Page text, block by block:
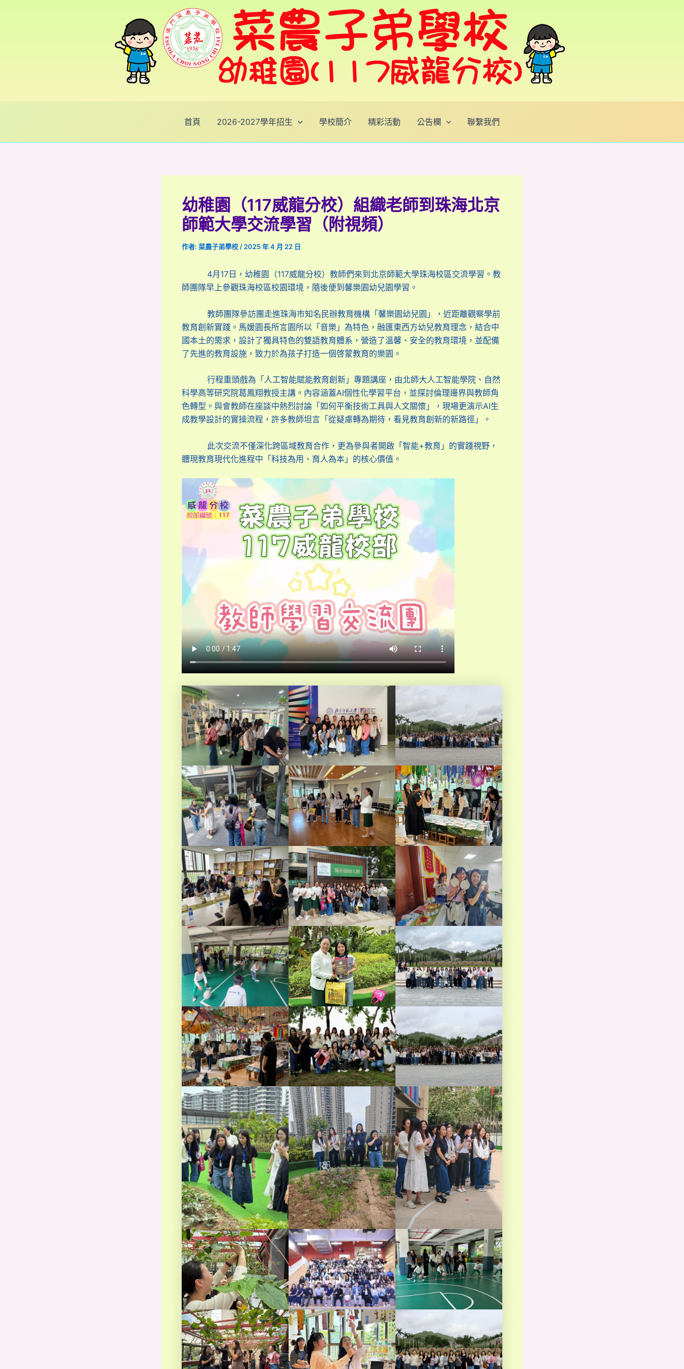
首頁 2026-2027學年招生 學校簡介 精彩活動 公告欄 聯繫我們
幼稚園（117威龍分校）組織老師到珠海北京
師範大學交流學習（附視頻）
作者: 菜農子弟學校 / 2025 年 4 月 22 日
4月17日，幼稚園（117威龍分校）教師們來到北京師範大學珠海校區交流學習。教
師團隊早上參觀珠海校區校園環境，隨後便到馨樂園幼兒園學習。
教師團隊參訪團走進珠海市知名民辦教育機構「馨樂園幼兒園」，近距離觀察學前
教育創新實踐。馬媛園長所言園所以「音樂」為特色，融匯東西方幼兒教育理念，結合中
國本土的需求，設計了獨具特色的雙語教育體系，營造了溫馨、安全的教育環境，並配備
了先進的教育設施，致力於為孩子打造一個啓蒙教育的樂園。
行程重頭戲為「人工智能賦能教育創新」專題講座，由北師大人工智能學院、自然
科學高等研究院葛鳳翔教授主講。內容涵蓋AI個性化學習平台，並探討倫理邊界與教師角
色轉型。與會教師在座談中熱烈討論「如何平衡技術工具與人文關懷」，現場更演示AI生
成教學設計的實操流程，許多教師坦言「從疑慮轉為期待，看見教育創新的新路徑」。
此次交流不僅深化跨區域教育合作，更為參與者開啟「智能+教育」的實踐視野，
體現教育現代化進程中「科技為用、育人為本」的核心價值。
navigation